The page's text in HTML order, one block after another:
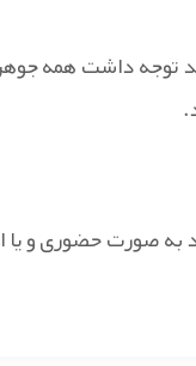
داشت همه
به صورت حضوری و